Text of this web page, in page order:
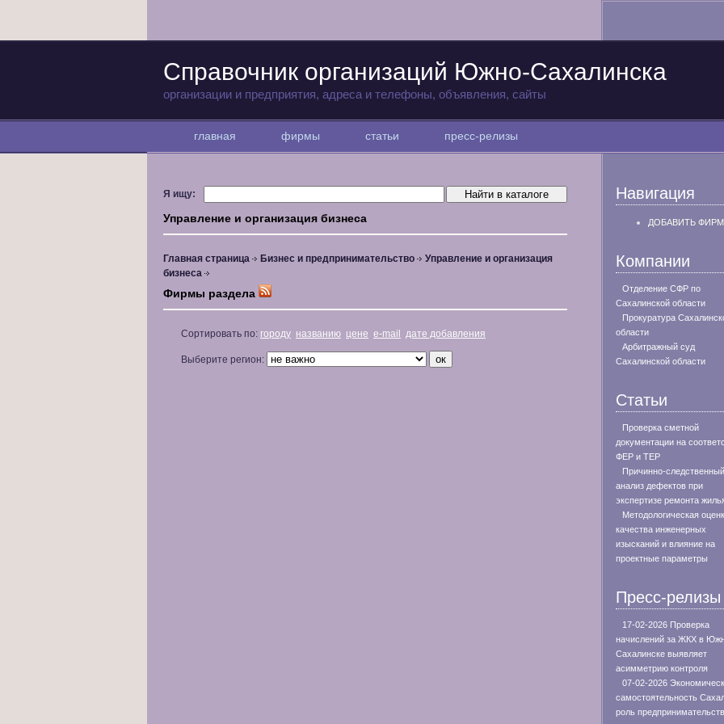
Справочник организаций Южно-Сахалинска
организации и предприятия, адреса и телефоны, объявления, сайты
главная фирмы статьи пресс-релизы
Я ищу:
Управление и организация бизнеса
Главная страница Бизнес и предпринимательство
Управление и организация
бизнеса
Фирмы раздела
Сортировать по: городу названию цене e-mail дате добавления
Выберите регион:
Навигация
ДОБАВИТЬ
Компании
Отделение СФР по
Сахалинской области
Прокуратура
области
Арбитражный суд
Сахалинской области
Статьи
Проверка сметной
документации на
ФЕР и ТЕР
Причинно-следственный
анализ дефектов при
экспертизе ремонта
Методологическая
качества инженерных
изысканий и влияние на
проектные параметры
Пресс-релизы
17-02-2026 Проверка
начислений за ЖКХ в
Сахалинске выявляет
асимметрию контроля
07-02-2026
самостоятельность
роль